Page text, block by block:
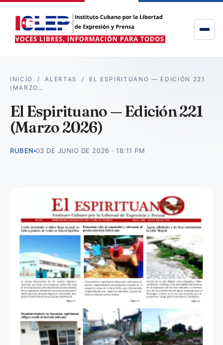
INICIO /ALERTAS / EL ESPIRITUANO — EDICIÓN 221
(MARZO…
El Espirituano — Edición 221
(Marzo 2026)
RUBEN 03 DE JUNIO DE 2026 · 18:11 PM